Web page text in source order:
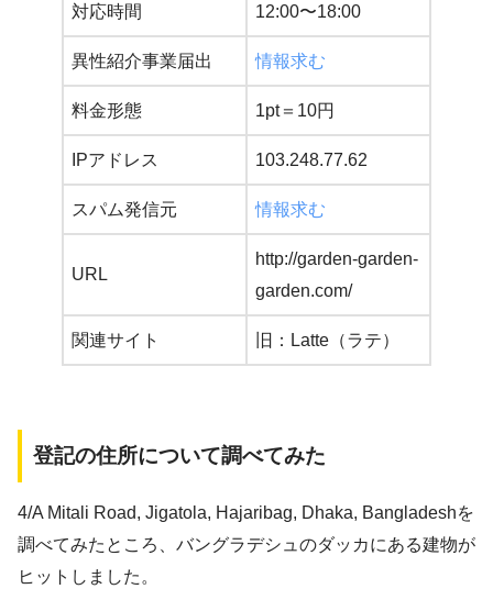
対応時間 12:00〜18:00
異性紹介事業届出 情報求む
料金形態 1pt＝10円
IPアドレス 103.248.77.62
スパム発信元 情報求む
URL
http://garden-garden-
garden.com/
関連サイト 旧：Latte（ラテ）
登記の住所について調べてみた
4/A Mitali Road, Jigatola, Hajaribag, Dhaka, Bangladeshを
調べてみたところ、バングラデシュのダッカにある建物が
ヒットしました。